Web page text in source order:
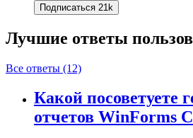
Подписаться 21k
Лучшие ответы
Все ответы (12)
Какой посоветуете
отчетов WinForms